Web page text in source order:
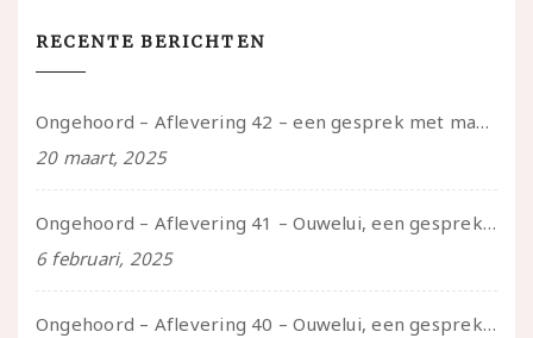
RECENTE BERICHTEN
Ongehoord – Aflevering 42 – een gesprek met marijn over seksueel opbloeien, het ouderschap uitvinden en verschillende leeftijden in je mee dragen
20 maart, 2025
Ongehoord – Aflevering 41 – Ouwelui, een gesprek met Marcelle over polyamorie op latere leeftijd, (mantel)zorg voor je partners en seksueel plezier.
6 februari, 2025
Ongehoord – Aflevering 40 – Ouwelui, een gesprek met Sadie Lune over vormende relaties en de geschiedenis van de queer pornobeweging